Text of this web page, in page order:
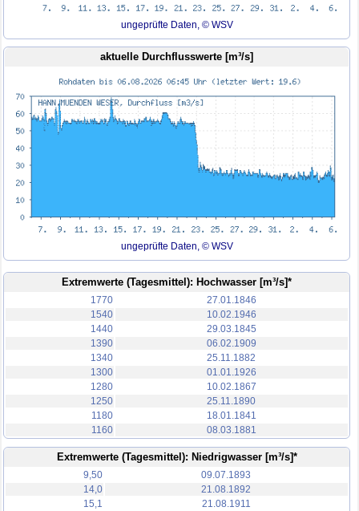
ungeprüfte Daten, © WSV
aktuelle Durchflusswerte [m³/s]
ungeprüfte Daten, © WSV
Extremwerte (Tagesmittel): Hochwasser [m³/s]*
1770
27.01.1846
1540
10.02.1946
1440
29.03.1845
1390
06.02.1909
1340
25.11.1882
1300
01.01.1926
1280
10.02.1867
1250
25.11.1890
1180
18.01.1841
1160
08.03.1881
Extremwerte (Tagesmittel): Niedrigwasser [m³/s]*
9,50
09.07.1893
14,0
21.08.1892
15,1
21.08.1911